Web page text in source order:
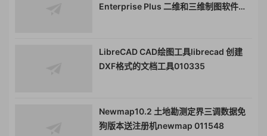
Enterprise Plus 二维和三维制图软件管
LibreCAD CAD绘图工具librecad 创建
DXF格式的文档工具010335
Newmap10.2 土地勘测定界三调数据免
狗版本送注册机newmap 011548